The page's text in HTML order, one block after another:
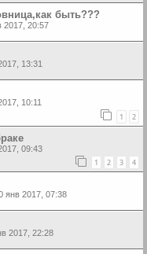
быть???
2017, 20:57
13:31
10:11
1 2
09:43
1 2 3 4
янв 2017, 07:38
2017, 22:28